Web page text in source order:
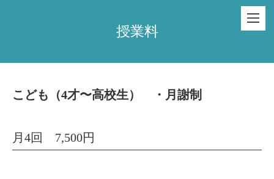
授業料
こども（4才〜高校生） ・月謝制
月4回 7,500円